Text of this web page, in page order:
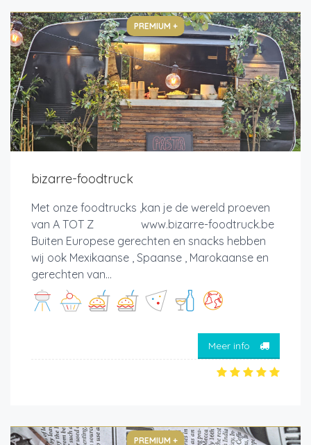
PREMIUM +
bizarre-foodtruck
Met onze foodtrucks ,kan je de wereld proeven
van A TOT Z www.bizarre-foodtruck.be
Buiten Europese gerechten en snacks hebben
wij ook Mexikaanse , Spaanse , Marokaanse en
gerechten van...
Meer info
PREMIUM +